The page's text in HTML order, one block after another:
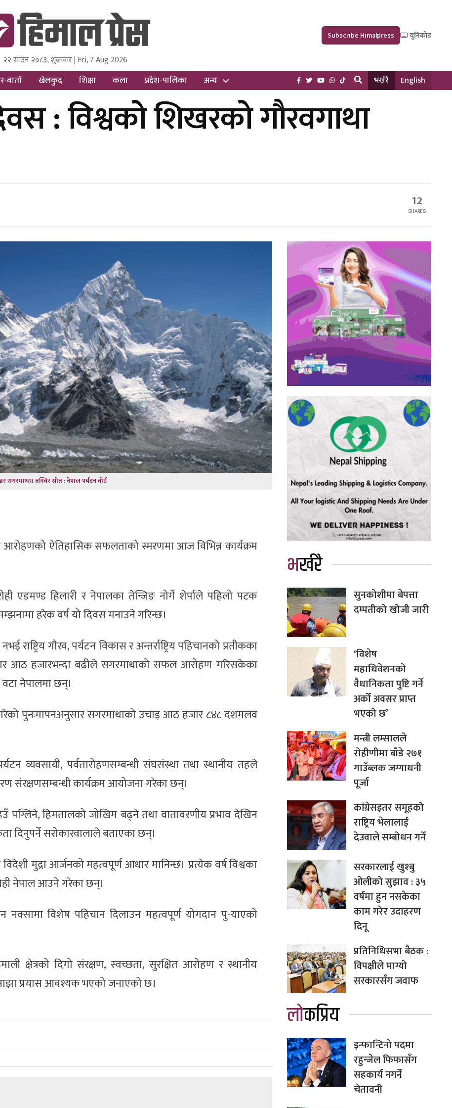
Media and Research Pvt Ltd.
२२ साउन २०८३, शुक्रबार | Fri, 7 Aug 2026
Subscribe Himalpress युनिकोड
वार्ता खेलकुद शिक्षा कला प्रदेश-पालिका अन्य भर्खरै English
: विश्वको शिखरको गौरवगाथा
12
SHARES
सगरमाथा। तस्बिर स्रोत : नेपाल पर्यटन बोर्ड
आरोहणको ऐतिहासिक सफलताको स्मरणमा आज विभिन्न कार्यक्रम
एडमण्ड हिलारी र नेपालका तेन्जिङ नोर्गे शेर्पाले पहिलो पटक
हरेक वर्ष यो दिवस मनाउने गरिन्छ।
गौरव, पर्यटन विकास र अन्तर्राष्ट्रिय पहिचानको प्रतीकका
आठ हजारभन्दा बढीले सगरमाथाको सफल आरोहण गरिसकेका
नेपालमा छन्।
पुनःमापनअनुसार सगरमाथाको उचाइ आठ हजार ८४८ दशमलव
व्यवसायी, पर्वतारोहणसम्बन्धी संघसंस्था तथा स्थानीय तहले
संरक्षणसम्बन्धी कार्यक्रम आयोजना गरेका छन्।
पग्लिने, हिमतालको जोखिम बढ्ने तथा वातावरणीय प्रभाव देखिन
दिनुपर्ने सरोकारवालाले बताएका छन्।
मुद्रा आर्जनको महत्वपूर्ण आधार मानिन्छ। प्रत्येक वर्ष विश्वका
नेपाल आउने गरेका छन्।
नक्सामा विशेष पहिचान दिलाउन महत्वपूर्ण योगदान पु-याएको
क्षेत्रको दिगो संरक्षण, स्वच्छता, सुरक्षित आरोहण र स्थानीय
प्रयास आवश्यक भएको जनाएको छ।
भर्खरै
सुनकोशीमा बेपत्ता
दम्पतीको खोजी जारी
‘विशेष
महाधिवेशनको
वैधानिकता पुष्टि गर्ने
अर्को अवसर प्राप्त
भएको छ’
मन्त्री लम्सालले
रोहीणीमा बाँडे २७१
गाउँब्लक जग्गाधनी
पूर्जा
कांग्रेसइतर समूहको
राष्ट्रिय भेलालाई
देउवाले सम्बोधन गर्ने
सरकारलाई खुश्बु
ओलीको सुझाव : ३५
वर्षमा हुन नसकेका
काम गरेर उदाहरण
दिनू
प्रतिनिधिसभा बैठक :
विपक्षीले माग्यो
सरकारसँग जवाफ
लोकप्रिय
इन्फान्टिनो पदमा
रहुन्जेल फिफासँग
सहकार्य नगर्ने
चेतावनी